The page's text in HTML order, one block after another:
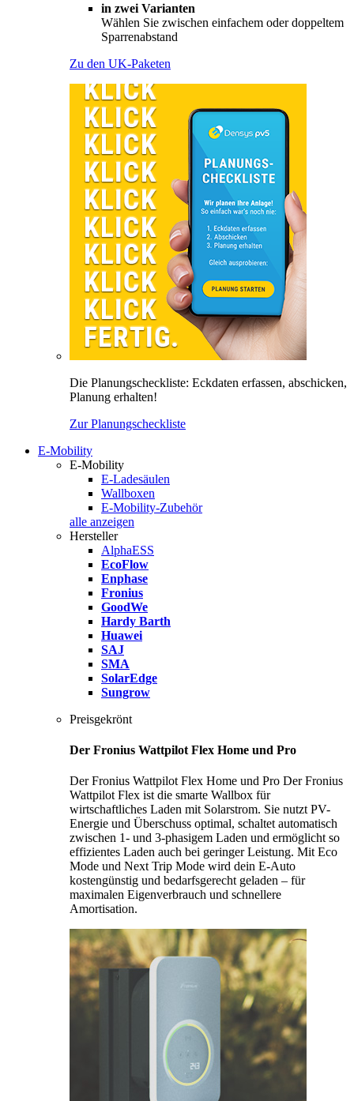
in zwei Varianten
Wählen Sie zwischen einfachem oder doppeltem
Sparrenabstand
Zu den UK-Paketen
Die Planungscheckliste: Eckdaten erfassen, abschicken,
Planung erhalten!
Zur Planungscheckliste
E-Mobility
E-Mobility
E-Ladesäulen
Wallboxen
E-Mobility-Zubehör
alle anzeigen
Hersteller
AlphaESS
EcoFlow
Enphase
Fronius
GoodWe
Hardy Barth
Huawei
SAJ
SMA
SolarEdge
Sungrow
Preisgekrönt
Der Fronius Wattpilot Flex Home und Pro
Der Fronius Wattpilot Flex Home und Pro Der Fronius
Wattpilot Flex ist die smarte Wallbox für
wirtschaftliches Laden mit Solarstrom. Sie nutzt PV-
Energie und Überschuss optimal, schaltet automatisch
zwischen 1- und 3-phasigem Laden und ermöglicht so
effizientes Laden auch bei geringer Leistung. Mit Eco
Mode und Next Trip Mode wird dein E-Auto
kostengünstig und bedarfsgerecht geladen – für
maximalen Eigenverbrauch und schnellere
Amortisation.